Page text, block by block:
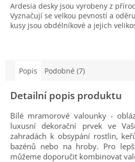
Ardesia desky jsou vyrobeny z
Vyznačují se velkou pevností a
kusy jsou obdélníkové a jejich
Popis Podobné (7)
Detailní popis produktu
Bílé mramorové valounky -
luxusní dekorační prvek ve
zahradách k obsypání rostlin,
bazénů nebo na hroby. Pro
můžeme doporučit kombinovat